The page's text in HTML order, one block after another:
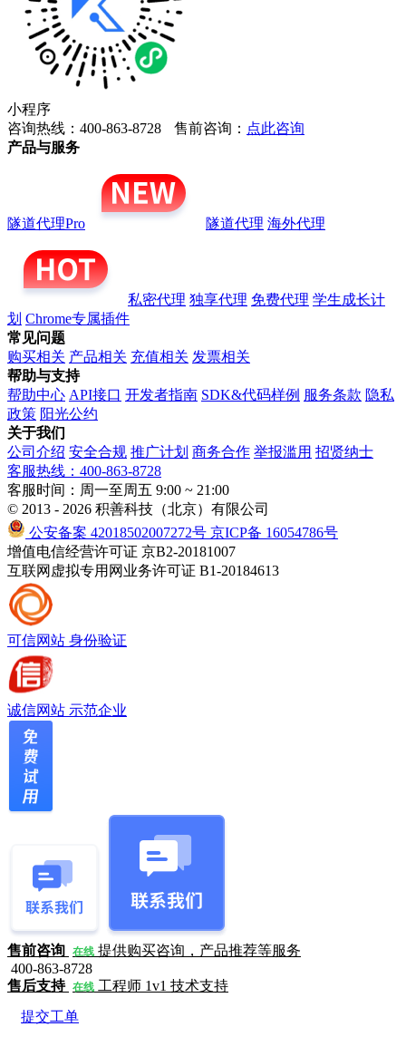
小程序
咨询热线：400-863-8728
售前咨询： 点此咨询
产品与服务
隧道代理Pro 隧道代理 海外代理
私密代理 独享代理 免费代理 学生成长计
划 Chrome专属插件
常见问题
购买相关 产品相关 充值相关 发票相关
帮助与支持
帮助中心 API接口 开发者指南 SDK&代码样例 服务条款 隐私
政策 阳光公约
关于我们
公司介绍 安全合规 推广计划 商务合作 举报滥用 招贤纳士
客服热线：400-863-8728
客服时间：周一至周五 9:00 ~ 21:00
© 2013 - 2026 积善科技（北京）有限公司
公安备案 42018502007272号 京ICP备 16054786号
增值电信经营许可证 京B2-20181007
互联网虚拟专用网业务许可证 B1-20184613
可信网站 身份验证
诚信网站 示范企业
售前咨询 在线 提供购买咨询，产品推荐等服务
400-863-8728
售后支持 在线 工程师 1v1 技术支持
提交工单